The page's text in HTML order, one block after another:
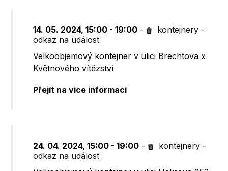
14. 05. 2024, 15:00 - 19:00 - kontejnery -
odkaz na událost
Velkoobjemový kontejner v ulici Brechtova x
Květnového vítězství
Přejít na více informací
24. 04. 2024, 15:00 - 19:00 - kontejnery -
odkaz na událost